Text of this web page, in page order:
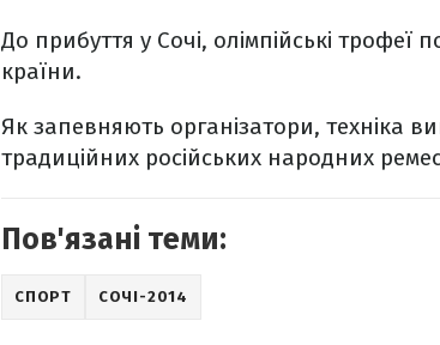
До прибуття у Сочі, олімпійські
країни.
Як запевняють організатори, техніка
традиційних російських народних
Пов'язані теми:
СПОРТ СОЧІ-2014